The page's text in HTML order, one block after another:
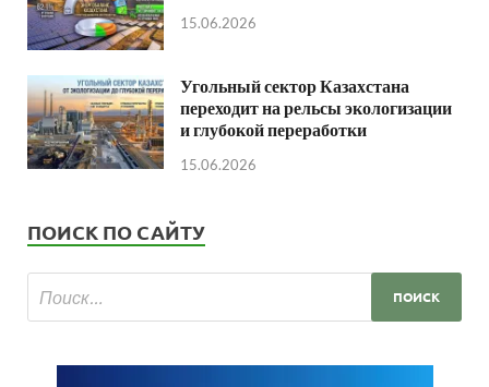
15.06.2026
Угольный сектор Казахстана
переходит на рельсы экологизации
и глубокой переработки
15.06.2026
ПОИСК ПО САЙТУ